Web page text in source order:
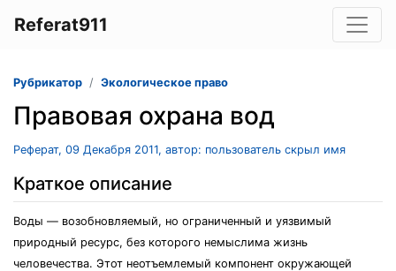
Referat911
Рубрикатор Экологическое право
Правовая охрана вод
Реферат, 09 Декабря 2011, автор: пользователь скрыл имя
Краткое описание
Воды — возобновляемый, но ограниченный и уязвимый
природный ресурс, без которого немыслима жизнь
человечества. Этот неотъемлемый компонент окружающей